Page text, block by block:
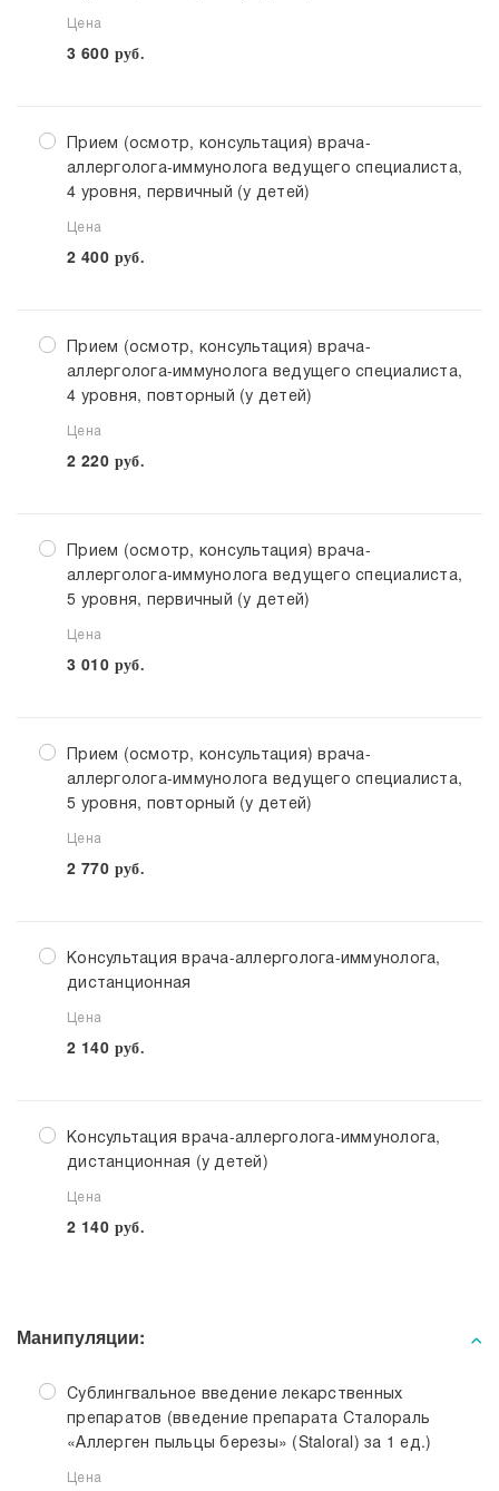
Цена
3 600 руб.
Прием (осмотр, консультация) врача-
аллерголога-иммунолога ведущего специалиста,
4 уровня, первичный (у детей)
Цена
2 400 руб.
Прием (осмотр, консультация) врача-
аллерголога-иммунолога ведущего специалиста,
4 уровня, повторный (у детей)
Цена
2 220 руб.
Прием (осмотр, консультация) врача-
аллерголога-иммунолога ведущего специалиста,
5 уровня, первичный (у детей)
Цена
3 010 руб.
Прием (осмотр, консультация) врача-
аллерголога-иммунолога ведущего специалиста,
5 уровня, повторный (у детей)
Цена
2 770 руб.
Консультация врача-аллерголога-иммунолога,
дистанционная
Цена
2 140 руб.
Консультация врача-аллерголога-иммунолога,
дистанционная (у детей)
Цена
2 140 руб.
Манипуляции:
Сублингвальное введение лекарственных
препаратов (введение препарата Сталораль
«Аллерген пыльцы березы» (Staloral) за 1 ед.)
Цена